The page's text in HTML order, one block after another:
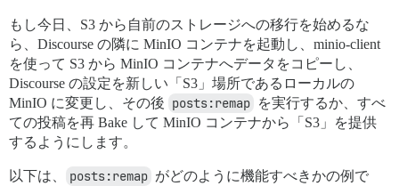
もし今日、S3 から自前のストレージへの移行を始めるな
ら、Discourse の隣に MinIO コンテナを起動し、minio-client
を使って S3 から MinIO コンテナへデータをコピーし、
Discourse の設定を新しい「S3」場所であるローカルの
MinIO に変更し、その後 posts:remap を実行するか、すべ
ての投稿を再 Bake して MinIO コンテナから「S3」を提供
するようにします。
以下は、 posts:remap がどのように機能すべきかの例で